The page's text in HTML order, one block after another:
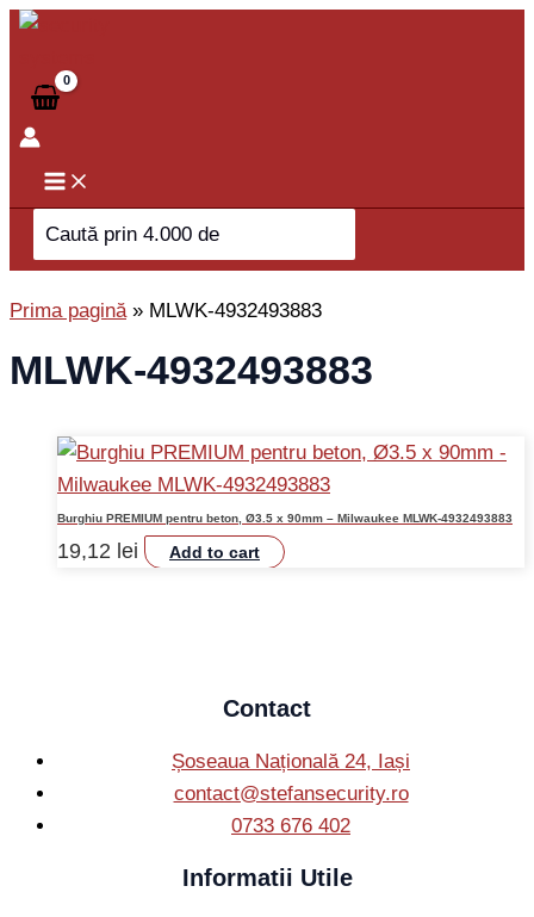
Skip
content
Search
for:
Prima pagină» MLWK-4932493883
MLWK-4932493883
Burghiu PREMIUM pentru beton, Ø3.5 x 90mm – Milwaukee MLWK-4932493883
19,12 lei Add to cart
Contact
Șoseaua Națională 24, Iași
contact@stefansecurity.ro
0733 676 402
Informatii Utile